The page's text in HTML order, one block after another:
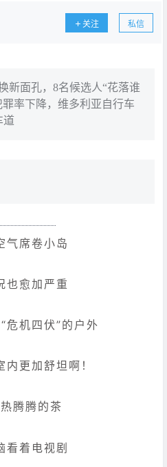
关注 私信
新面孔，8名候选人“花落谁
率下降，维多利亚自行车
道
气席卷小岛
也愈加严重
危机四伏”的户外
更加舒坦啊！
腾腾的茶
看着电视剧